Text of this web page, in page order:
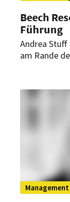
Beech
Führung
Andrea
am Rande
eine
Management